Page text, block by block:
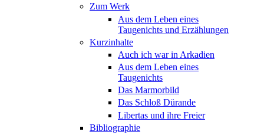
Zum Werk
Aus dem Leben eines
Taugenichts und Erzählungen
Kurzinhalte
Auch ich war in Arkadien
Aus dem Leben eines
Taugenichts
Das Marmorbild
Das Schloß Dürande
Libertas und ihre Freier
Bibliographie